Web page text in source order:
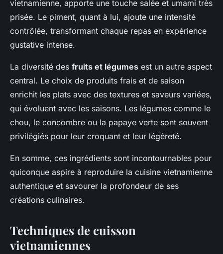
vietnamienne, apporte une touche salée et umami très
prisée. Le piment, quant à lui, ajoute une intensité
contrôlée, transformant chaque repas en expérience
gustative intense.
La diversité des fruits et légumes est un autre aspect
central. Le choix de produits frais et de saison
enrichit les plats avec des textures et saveurs variées,
qui évoluent avec les saisons. Les légumes comme le
chou, le concombre ou la papaye verte sont souvent
privilégiés pour leur croquant et leur légèreté.
En somme, ces ingrédients sont incontournables pour
quiconque aspire à reproduire la cuisine vietnamienne
authentique et savourer la profondeur de ses
créations culinaires.
Techniques de cuisson
vietnamiennes